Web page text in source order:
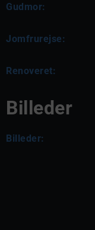
Gudmor:
Jomfrurejse:
Renoveret:
Billeder
Billeder: